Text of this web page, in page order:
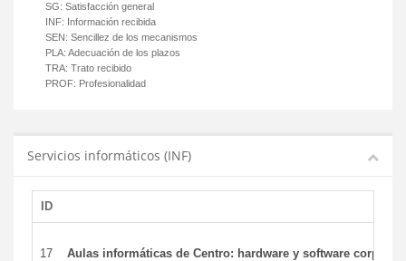
SG: Satisfacción general
INF: Información recibida
SEN: Sencillez de los mecanismos
PLA: Adecuación de los plazos
TRA: Trato recibido
PROF: Profesionalidad
Servicios informáticos (INF)
ID
17 Aulas informáticas de Centro: hardware y software